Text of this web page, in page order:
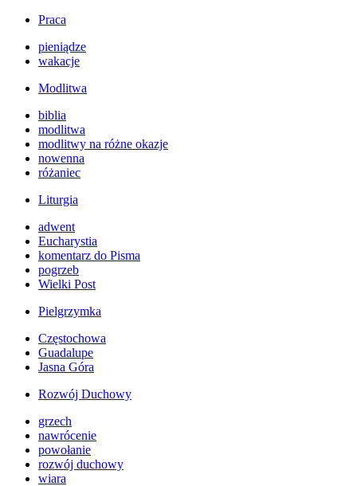
Praca
pieniądze
wakacje
Modlitwa
biblia
modlitwa
modlitwy na różne okazje
nowenna
różaniec
Liturgia
adwent
Eucharystia
komentarz do Pisma
pogrzeb
Wielki Post
Pielgrzymka
Częstochowa
Guadalupe
Jasna Góra
Rozwój Duchowy
grzech
nawrócenie
powołanie
rozwój duchowy
wiara